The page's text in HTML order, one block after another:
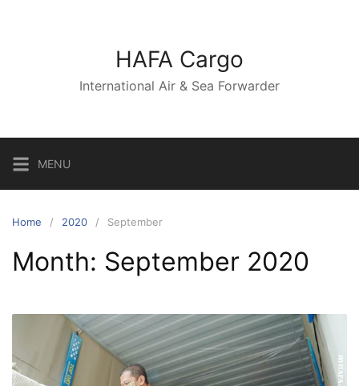
HAFA Cargo
International Air & Sea Forwarder
MENU
Home 2020 September
Month: September 2020